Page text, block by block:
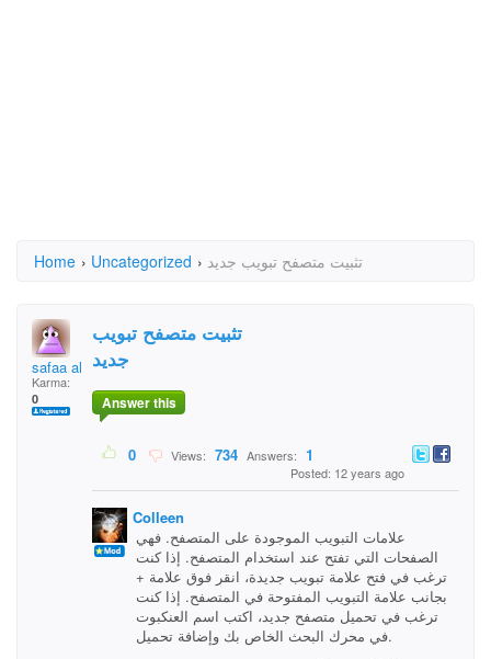
Home › Uncategorized › تثبيت متصفح تبويب جديد
safaa alasadi
Karma:
0
تثبيت متصفح تبويب
جديد
Answer this
0 Views: 734 Answers: 1
Posted: 12 years ago
Colleen
علامات التبويب الموجودة على المتصفح. فهي
الصفحات التي تفتح عند استخدام المتصفح. إذا كنت
ترغب في فتح علامة تبويب جديدة، انقر فوق علامة +
بجانب علامة التبويب المفتوحة في المتصفح. إذا كنت
ترغب في تحميل متصفح جديد، اكتب اسم العنكبوت
في محرك البحث الخاص بك وإضافة تحميل.